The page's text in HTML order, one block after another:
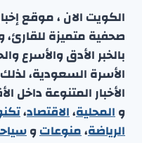
الكويت الان ، موقع
صحفية متميزة للقارئ،
بالخبر الأدق والأسرع
الأسرة السعودية،
الأخبار المتنوعة داخل
والمحلية،الاقتصاد،
الرياضة،منوعاتو